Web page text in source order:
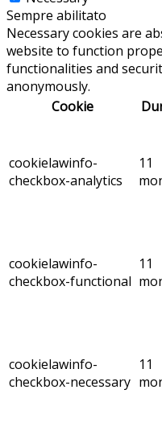
Sempre abilitato
Necessary cookies are
website to function
functionalities and
anonymously.
Cookie
cookielawinfo-
checkbox-analytics
11
cookielawinfo-
checkbox-functional
11
cookielawinfo-
checkbox-necessary
11